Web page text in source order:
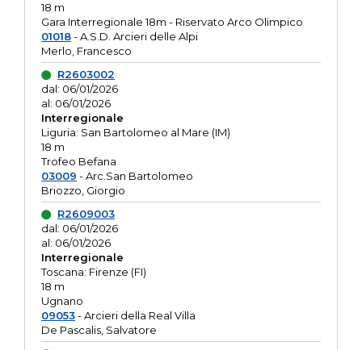
18 m
Gara Interregionale 18m - Riservato Arco Olimpico
01018- A.S.D. Arcieri delle Alpi
Merlo, Francesco
R2603002
dal: 06/01/2026
al: 06/01/2026
Interregionale
Liguria: San Bartolomeo al Mare (IM)
18 m
Trofeo Befana
03009 - Arc.San Bartolomeo
Briozzo, Giorgio
R2609003
dal: 06/01/2026
al: 06/01/2026
Interregionale
Toscana: Firenze (FI)
18 m
Ugnano
09053- Arcieri della Real Villa
De Pascalis, Salvatore